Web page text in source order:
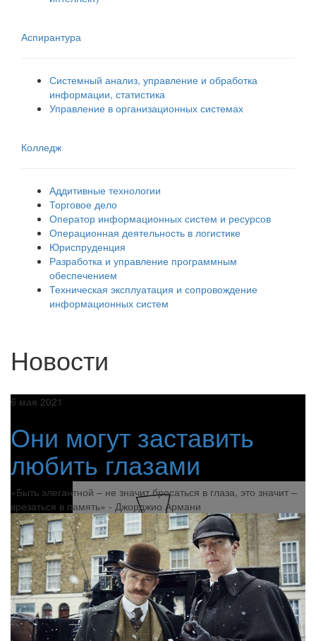
Аспирантура
Системный анализ, управление и обработка
информации, статистика
Управление в организационных системах
Колледж
Аддитивные технологии
Торговое дело
Оператор информационных систем и ресурсов
Операционная деятельность в логистике
Юриспруденция
Разработка и управление программным
обеспечением
Техническая эксплуатация и сопровождение
информационных систем
Новости
6 мая 2021
Они могут заставить
любить глазами
«Быть элегантной – не значит бросаться в глаза, это значит –
врезаться в память» - Джорджио Армани